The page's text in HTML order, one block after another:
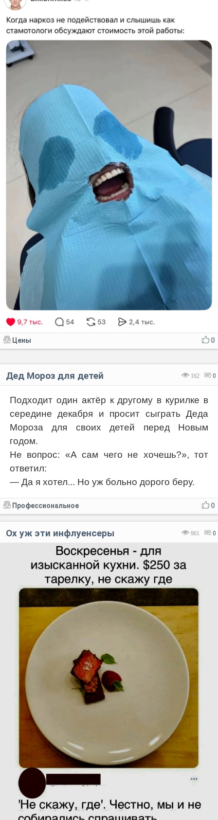
0
Цены
162 0
Дед Мороз для детей
Подходит один актёр к другому в курилке в
середине декабря и просит сыграть Деда
Мороза для своих детей перед Новым
годом.
Не вопрос: «А сам чего не хочешь?», тот
ответил:
— Да я хотел... Но уж больно дорого беру.
0
Профессиональное
961 0
Ох уж эти инфлуенсеры